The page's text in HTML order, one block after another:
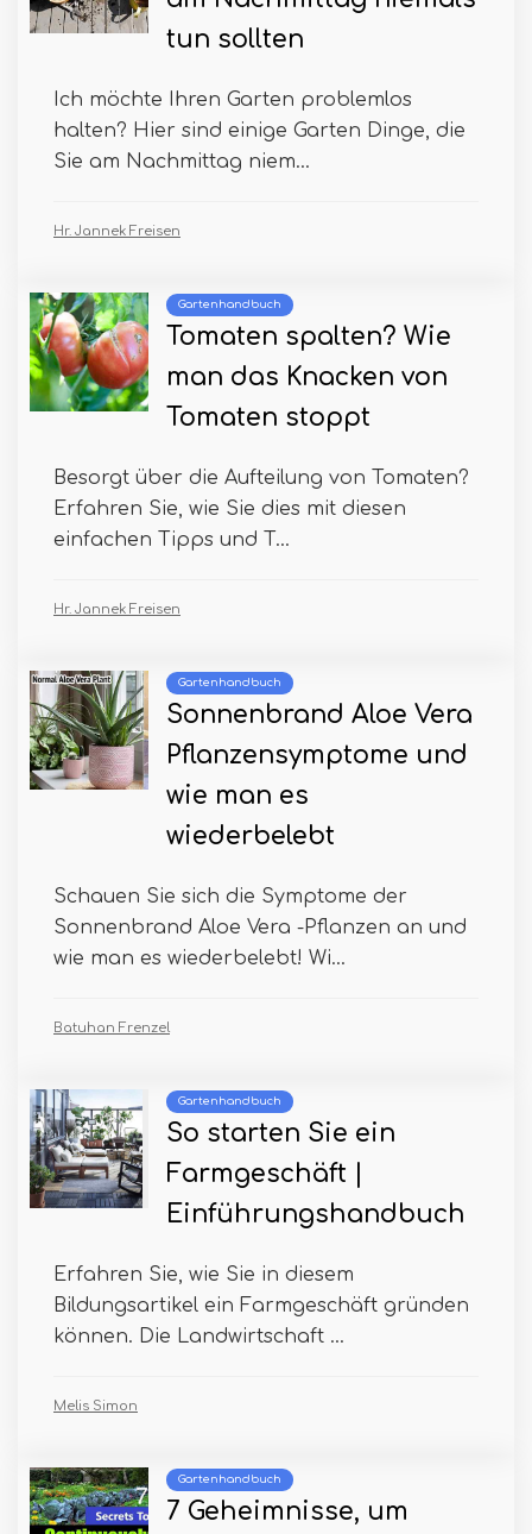
tun sollten
Ich möchte Ihren Garten problemlos
halten? Hier sind einige Garten Dinge, die
Sie am Nachmittag niem...
Hr. Jannek Freisen
Gartenhandbuch
Tomaten spalten? Wie
man das Knacken von
Tomaten stoppt
Besorgt über die Aufteilung von Tomaten?
Erfahren Sie, wie Sie dies mit diesen
einfachen Tipps und T...
Hr. Jannek Freisen
Gartenhandbuch
Sonnenbrand Aloe Vera
Pflanzensymptome und
wie man es
wiederbelebt
Schauen Sie sich die Symptome der
Sonnenbrand Aloe Vera -Pflanzen an und
wie man es wiederbelebt! Wi...
Batuhan Frenzel
Gartenhandbuch
So starten Sie ein
Farmgeschäft |
Einführungshandbuch
Erfahren Sie, wie Sie in diesem
Bildungsartikel ein Farmgeschäft gründen
können. Die Landwirtschaft ...
Melis Simon
Gartenhandbuch
7 Geheimnisse, um